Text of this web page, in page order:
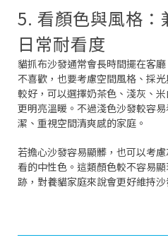
5. 看顏色與風格：
日常耐看度
貓抓布沙發通常會長時間擺在客
不喜歡，也要考慮空間風格、採
較好，可以選擇奶茶色、淺灰、
更明亮溫暖。不過淺色沙發較容
潔、重視空間清爽感的家庭。
若擔心沙發容易顯髒，也可以考
看的中性色。這類顏色較不容易
跡，對養貓家庭來說會更好維持沙